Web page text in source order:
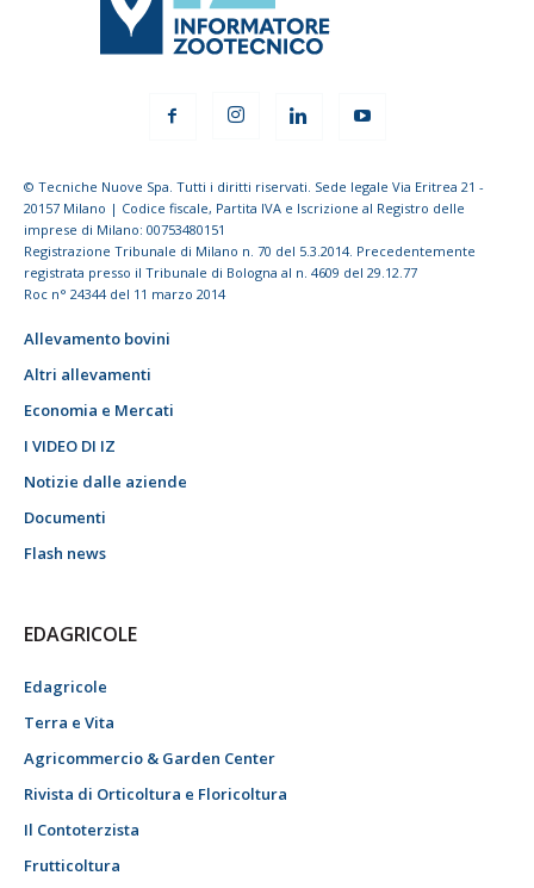
© Tecniche Nuove Spa. Tutti i diritti riservati. Sede legale Via Eritrea 21 -
20157 Milano | Codice fiscale, Partita IVA e Iscrizione al Registro delle
imprese di Milano: 00753480151
Registrazione Tribunale di Milano n. 70 del 5.3.2014. Precedentemente
registrata presso il Tribunale di Bologna al n. 4609 del 29.12.77
Roc n° 24344 del 11 marzo 2014
Allevamento bovini
Altri allevamenti
Economia e Mercati
I VIDEO DI IZ
Notizie dalle aziende
Documenti
Flash news
EDAGRICOLE
Edagricole
Terra e Vita
Agricommercio & Garden Center
Rivista di Orticoltura e Floricoltura
Il Contoterzista
Frutticoltura